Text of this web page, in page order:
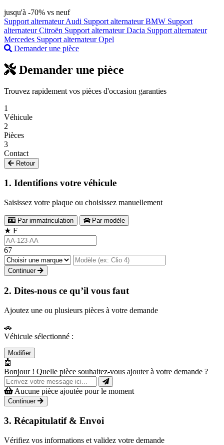
jusqu'à -70% vs neuf
Support alternateur Audi Support alternateur BMW Support
alternateur Citroën Support alternateur Dacia Support alternateur
Mercedes Support alternateur Opel
Demander une pièce
Demander une pièce
Trouvez rapidement vos pièces d'occasion garanties
1
Véhicule
2
Pièces
3
Contact
Retour
1. Identifions votre véhicule
Saisissez votre plaque ou choisissez manuellement
Par immatriculation Par modèle
★ F
67
Continuer
2. Dites-nous ce qu’il vous faut
Ajoutez une ou plusieurs pièces à votre demande
🚗
Véhicule sélectionné :
Modifier
🤖
Bonjour ! Quelle pièce souhaitez-vous ajouter à votre demande ?
Aucune pièce ajoutée pour le moment
Continuer
3. Récapitulatif & Envoi
Vérifiez vos informations et validez votre demande